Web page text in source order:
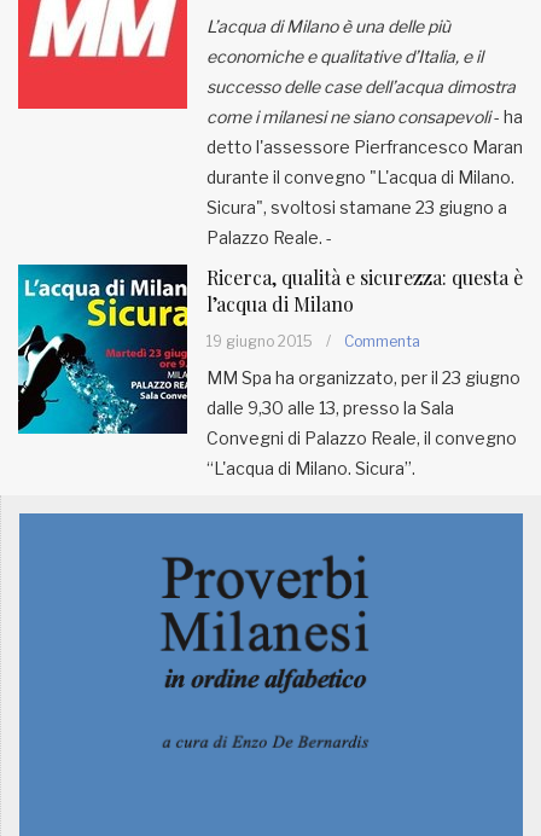
Fondato e diretto da Enzo De
Bernardis
EDB edizioni - Via Brivio angolo C.
Imbonati, 89 20159 Milano (Italia)
Informativa sulla privacy
L’acqua di Milano è una delle più
economiche e qualitative d’Italia, e il
successo delle case dell’acqua dimostra
come i milanesi ne siano consapevoli- ha
detto l'assessore Pierfrancesco Maran
durante il convegno "L'acqua di Milano.
Sicura", svoltosi stamane 23 giugno a
Palazzo Reale. -
Ricerca, qualità e sicurezza: questa è
l’acqua di Milano
19 giugno 2015 / Commenta
MM Spa ha organizzato, per il 23 giugno
dalle 9,30 alle 13, presso la Sala
Convegni di Palazzo Reale, il convegno
“L'acqua di Milano. Sicura”.